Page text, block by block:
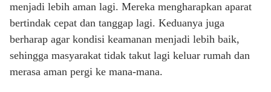
menjadi lebih aman lagi. Mereka mengharapkan aparat
bertindak cepat dan tanggap lagi. Keduanya juga
berharap agar kondisi keamanan menjadi lebih baik,
sehingga masyarakat tidak takut lagi keluar rumah dan
merasa aman pergi ke mana-mana.